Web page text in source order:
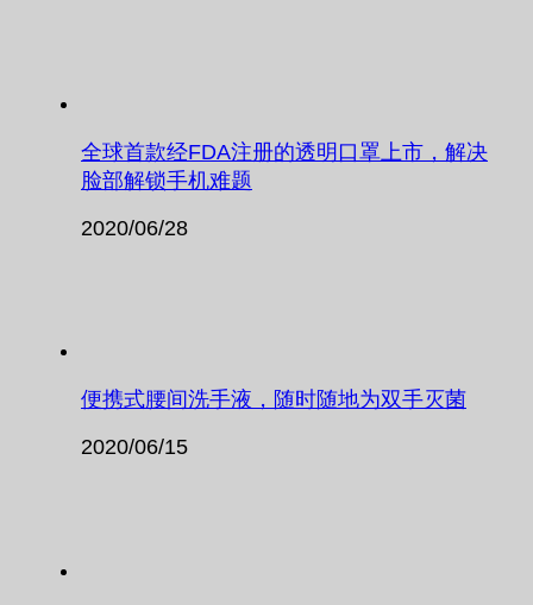
全球首款经FDA注册的透明口罩上市，解决
脸部解锁手机难题
2020/06/28
便携式腰间洗手液，随时随地为双手灭菌
2020/06/15